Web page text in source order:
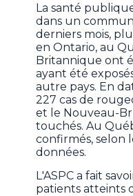
La santé
dans un
derniers mois,
en Ontario, au
Britannique ont
ayant été
autre pays. En
227 cas de
et le Nouveau-
touchés. Au
confirmés, selon
données.
L'ASPC a fait
patients atteints